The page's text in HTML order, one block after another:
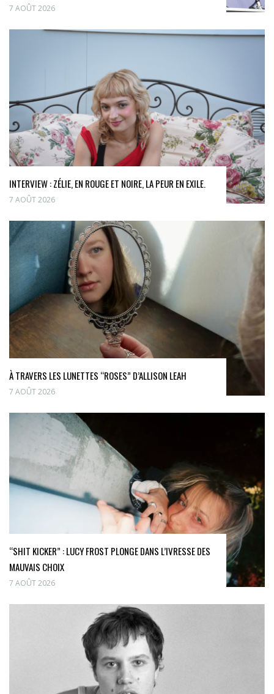
7 AOÛT 2026
INTERVIEW : ZÉLIE, EN ROUGE ET NOIRE, LA PEUR EN EXILE.
7 AOÛT 2026
À TRAVERS LES LUNETTES “ROSES” D’ALLISON LEAH
7 AOÛT 2026
“SHIT KICKER” : LUCY FROST PLONGE DANS L’IVRESSE DES
MAUVAIS CHOIX
7 AOÛT 2026